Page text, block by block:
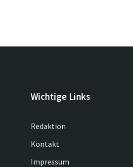
Wichtige Links
Redaktion
Kontakt
Impressum